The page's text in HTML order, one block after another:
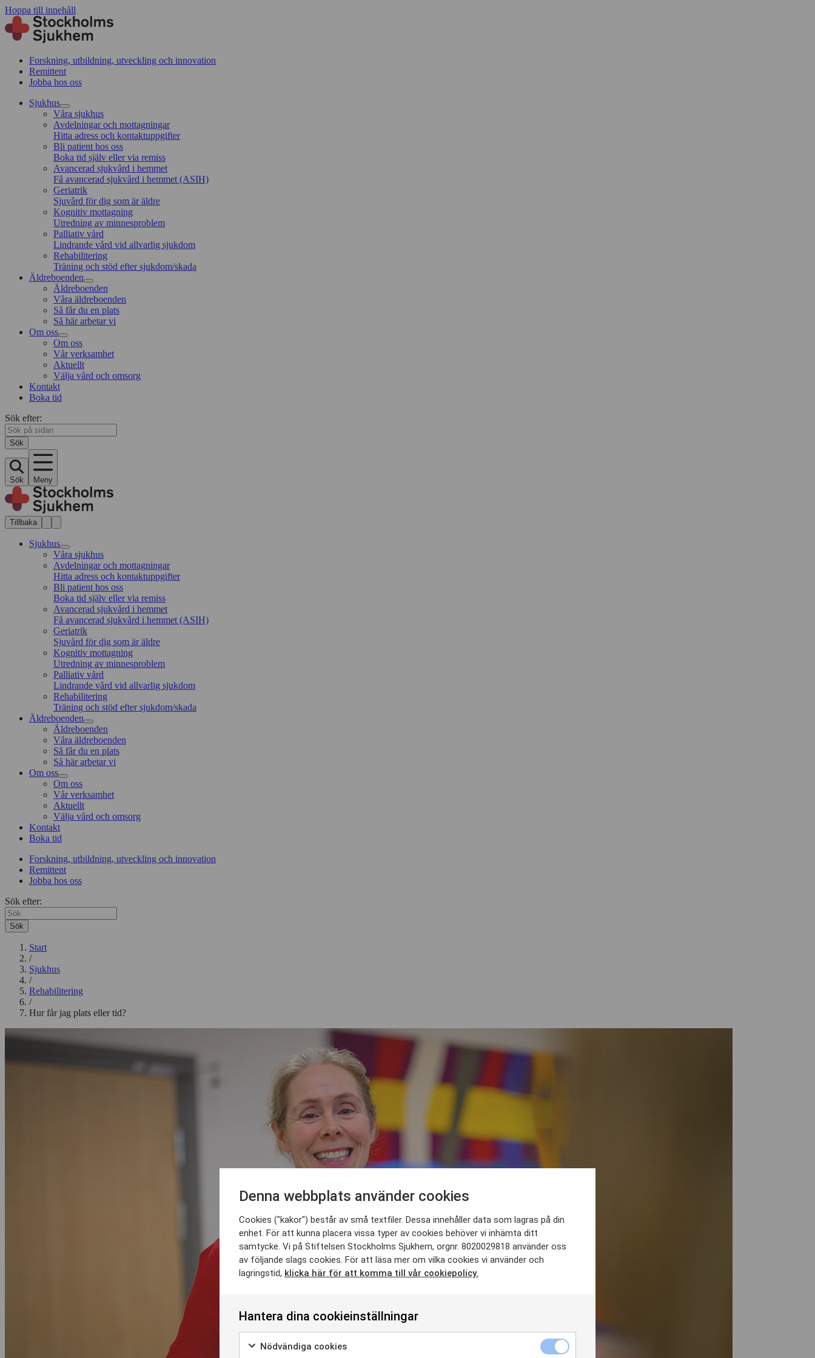
Hoppa till innehåll
Forskning, utbildning, utveckling och innovation
Remittent
Jobba hos oss
Sjukhus
Våra sjukhus
Avdelningar och mottagningar
Hitta adress och kontaktuppgifter
Bli patient hos oss
Boka tid själv eller via remiss
Avancerad sjukvård i hemmet
Få avancerad sjukvård i hemmet (ASIH)
Geriatrik
Sjuvård för dig som är äldre
Kognitiv mottagning
Utredning av minnesproblem
Palliativ vård
Lindrande vård vid allvarlig sjukdom
Rehabilitering
Träning och stöd efter sjukdom/skada
Äldreboenden
Äldreboenden
Våra äldreboenden
Så får du en plats
Så här arbetar vi
Om oss
Om oss
Vår verksamhet
Aktuellt
Välja vård och omsorg
Kontakt
Boka tid
Sök efter:
Sök
Sök Meny
Tillbaka
Sjukhus
Våra sjukhus
Avdelningar och mottagningar
Hitta adress och kontaktuppgifter
Bli patient hos oss
Boka tid själv eller via remiss
Avancerad sjukvård i hemmet
Få avancerad sjukvård i hemmet (ASIH)
Geriatrik
Sjuvård för dig som är äldre
Kognitiv mottagning
Utredning av minnesproblem
Palliativ vård
Lindrande vård vid allvarlig sjukdom
Rehabilitering
Träning och stöd efter sjukdom/skada
Äldreboenden
Äldreboenden
Våra äldreboenden
Så får du en plats
Så här arbetar vi
Om oss
Om oss
Vår verksamhet
Aktuellt
Välja vård och omsorg
Kontakt
Boka tid
Forskning, utbildning, utveckling och innovation
Remittent
Jobba hos oss
Sök efter:
Sök
Start
/
Sjukhus
/
Rehabilitering
/
Hur får jag plats eller tid?
Denna webbplats använder cookies
Cookies ("kakor") består av små textfiler. Dessa innehåller data som lagras på din
enhet. För att kunna placera vissa typer av cookies behöver vi inhämta ditt
samtycke. Vi på Stiftelsen Stockholms Sjukhem, orgnr. 8020029818 använder oss
av följande slags cookies. För att läsa mer om vilka cookies vi använder och
lagringstid, klicka här för att komma till vår cookiepolicy.
Hantera dina cookieinställningar
Nödvändiga cookies
Nödvändiga
cookies